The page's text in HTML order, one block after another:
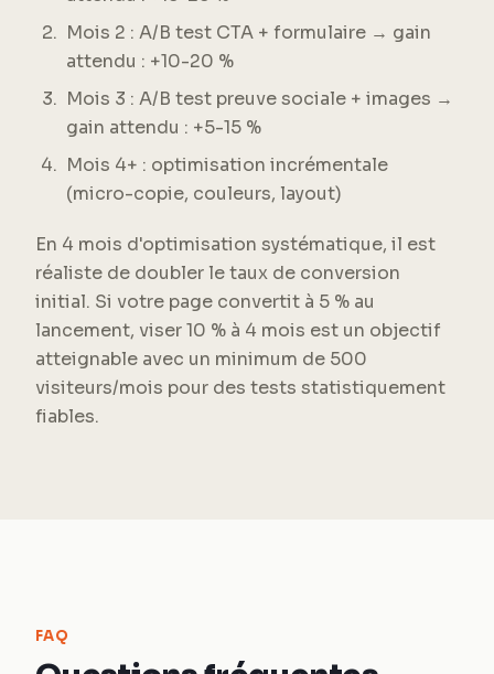
Mois 2 : A/B test CTA + formulaire → gain
attendu : +10-20 %
Mois 3 : A/B test preuve sociale + images →
gain attendu : +5-15 %
Mois 4+ : optimisation incrémentale
(micro-copie, couleurs, layout)
En 4 mois d'optimisation systématique, il est
réaliste de doubler le taux de conversion
initial. Si votre page convertit à 5 % au
lancement, viser 10 % à 4 mois est un objectif
atteignable avec un minimum de 500
visiteurs/mois pour des tests statistiquement
fiables.
FAQ